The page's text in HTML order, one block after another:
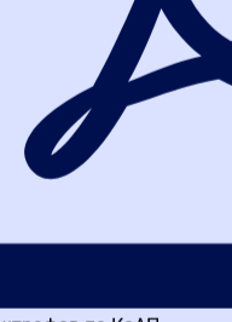
начальника
опыт работы в ФАС.